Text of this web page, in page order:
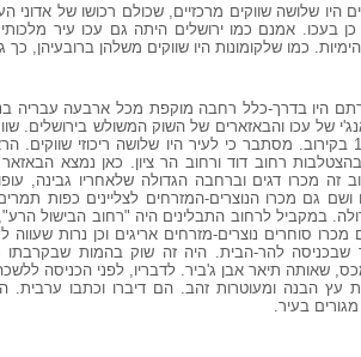
היו שלושה שווקים מרכזיים, שכולם רכושו של אדוני
כן בעכו. אמנם כמו ירושלים היתה גם עכו עיר
כמו שלקומונות היו שווקים משלהן ברובעיהן,
היו בדרך-כלל רחבה מוקפת מכל ארבעה עבריה
של עכו והבאזארים של השוק המשולש בירושלים.
בחיבור המכונה "על מצבה של ירושלים" משנת 1231 בקירוב. מסתבר כי לעיר היו
רחוב דוד ורחוב הר ציון. כאן נמצא
זה מכרו דגים וברחבה הגדולה שלאחריו גבינה,
ושם גם מכרו הנוצרים-המזרחים לצליינים כפות
במקביל לרחוב התבלינים היה "רחוב הבישול
סוחרים נוצרים-מזרחים אריגים וכן נרות
להר-הבית. היה זה שוק בהמות שבקרבתו
שאותה תיאר אבן ג'ביר. לדבריו, לפני הכניסה
עץ הבנה ומעוטרות זהב. הם דיברו וכתבו ערבית.
בעיר.